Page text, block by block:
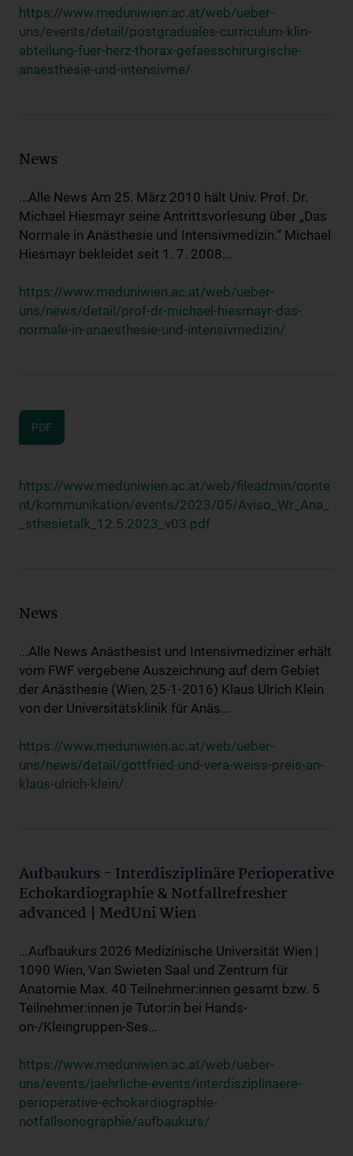
https://www.meduniwien.ac.at/web/ueber-
uns/events/detail/postgraduales-curriculum-klin-
abteilung-fuer-herz-thorax-gefaesschirurgische-
anaesthesie-und-intensivme/
News
...Alle News Am 25. März 2010 hält Univ. Prof. Dr.
Michael Hiesmayr seine Antrittsvorlesung über „Das
Normale in Anästhesie und Intensivmedizin.“ Michael
Hiesmayr bekleidet seit 1. 7. 2008...
https://www.meduniwien.ac.at/web/ueber-
uns/news/detail/prof-dr-michael-hiesmayr-das-
normale-in-anaesthesie-und-intensivmedizin/
PDF
https://www.meduniwien.ac.at/web/fileadmin/conte
nt/kommunikation/events/2023/05/Aviso_Wr_Ana_
_sthesietalk_12.5.2023_v03.pdf
News
...Alle News Anästhesist und Intensivmediziner erhält
vom FWF vergebene Auszeichnung auf dem Gebiet
der Anästhesie (Wien, 25-1-2016) Klaus Ulrich Klein
von der Universitätsklinik für Anäs...
https://www.meduniwien.ac.at/web/ueber-
uns/news/detail/gottfried-und-vera-weiss-preis-an-
klaus-ulrich-klein/
Aufbaukurs - Interdisziplinäre Perioperative
Echokardiographie & Notfallrefresher
advanced | MedUni Wien
...Aufbaukurs 2026 Medizinische Universität Wien |
1090 Wien, Van Swieten Saal und Zentrum für
Anatomie Max. 40 Teilnehmer:innen gesamt bzw. 5
Teilnehmer:innen je Tutor:in bei Hands-
on-/Kleingruppen-Ses...
https://www.meduniwien.ac.at/web/ueber-
uns/events/jaehrliche-events/interdisziplinaere-
perioperative-echokardiographie-
notfallsonographie/aufbaukurs/